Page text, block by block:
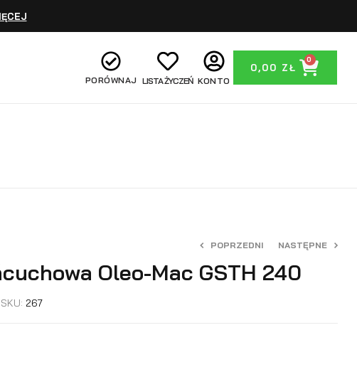
PORÓWNAJ LISTA ŻYCZEŃ KONTO
0,00 ZŁ
0
POPRZEDNI NASTĘPNE
Oleo-Mac GSTH 240
SKU: 267